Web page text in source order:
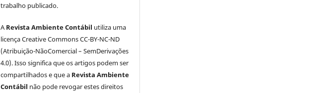
trabalho publicado.
ARevista Ambiente Contábil utiliza uma
licença Creative Commons CC-BY-NC-ND
(Atribuição-NãoComercial – SemDerivações
4.0). Isso significa que os artigos podem ser
compartilhados e que a Revista Ambiente
Contábil não pode revogar estes direitos